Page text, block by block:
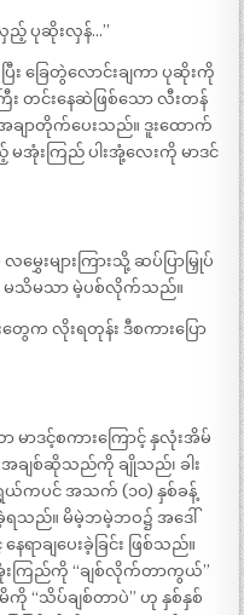
ည့် ပုဆိုးလှန်…”
ခြေတွဲလောင်းချကာ ပုဆိုးကို
း တင်းနေဆဲဖြစ်သော လီးတန်
အချာတိုက်ပေးသည်။ ဒူးထောက်
းကြည် ပါးအုံ့လေးကို မာဒင်
းများကြားသို့ ဆပ်ပြာမြှုပ်
ကို မသိမသာ မဲ့ပစ်လိုက်သည်။
တွေက လိုးရတုန်း ဒီစကားပြော
ဒင့်စကားကြောင့် နှလုံးအိမ်
အချစ်ဆိုသည်ကို ချိုသည်၊ ခါး
ကပင် အသက် (၁၀) နှစ်ခန့်
ရသည်။ မိမဲ့ဘမဲ့ဘဝ၌ အဒေါ်
ာချပေးခဲ့ခြင်း ဖြစ်သည်။
ကြည်ကို “ချစ်လိုက်တာကွယ်”
“သိပ်ချစ်တာပဲ” ဟု နှစ်နှစ်